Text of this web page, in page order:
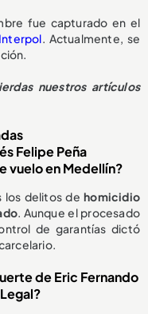
fue capturado en el
. Actualmente, se
nuestros artículos
Felipe Peña
vuelo en Medellín?
los delitos dehomicidio
. Aunque el procesado
de garantías dictó
de Eric Fernando